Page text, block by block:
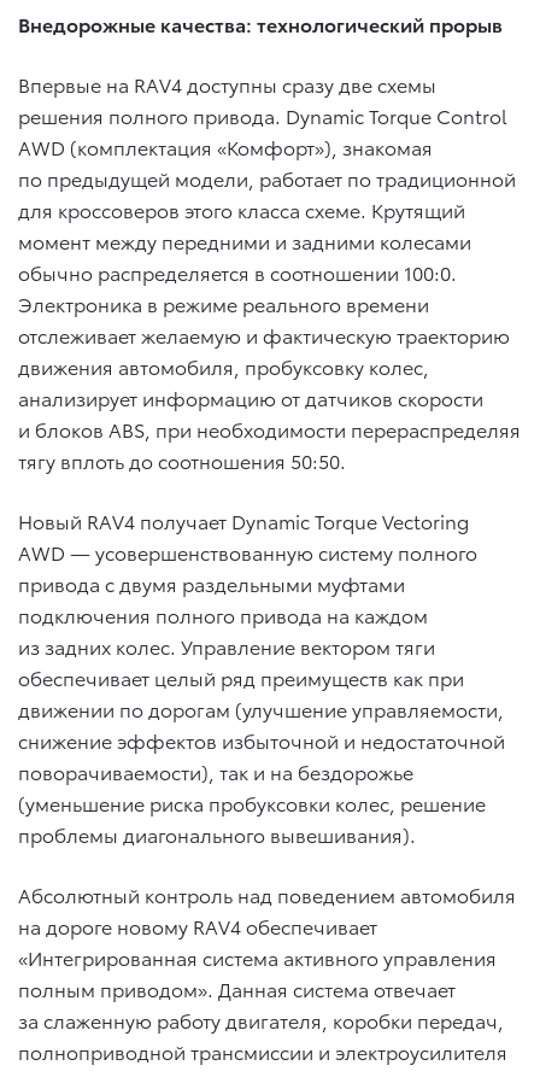
Внедорожные качества: технологический прорыв
Впервые на RAV4 доступны сразу две схемы
решения полного привода. Dynamic Torque Control
AWD (комплектация «Комфорт»), знакомая
по предыдущей модели, работает по традиционной
для кроссоверов этого класса схеме. Крутящий
момент между передними и задними колесами
обычно распределяется в соотношении 100:0.
Электроника в режиме реального времени
отслеживает желаемую и фактическую траекторию
движения автомобиля, пробуксовку колес,
анализирует информацию от датчиков скорости
и блоков ABS, при необходимости перераспределяя
тягу вплоть до соотношения 50:50.
Новый RAV4 получает Dynamic Torque Vectoring
AWD — усовершенствованную систему полного
привода с двумя раздельными муфтами
подключения полного привода на каждом
из задних колес. Управление вектором тяги
обеспечивает целый ряд преимуществ как при
движении по дорогам (улучшение управляемости,
снижение эффектов избыточной и недостаточной
поворачиваемости), так и на бездорожье
(уменьшение риска пробуксовки колес, решение
проблемы диагонального вывешивания).
Абсолютный контроль над поведением автомобиля
на дороге новому RAV4 обеспечивает
«Интегрированная система активного управления
полным приводом». Данная система отвечает
за слаженную работу двигателя, коробки передач,
полноприводной трансмиссии и электроусилителя